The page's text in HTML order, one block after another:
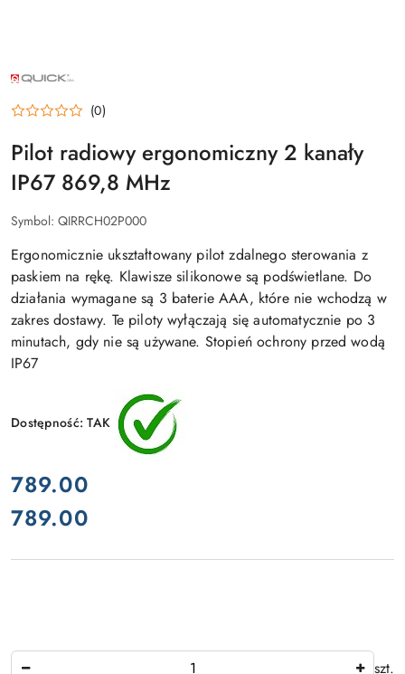
NAZWA
PRODUCENTA:
(0)
Pilot radiowy ergonomiczny 2 kanały
IP67 869,8 MHz
Symbol: QIRRCH02P000
Ergonomicznie ukształtowany pilot zdalnego sterowania z
paskiem na rękę. Klawisze silikonowe są podświetlane. Do
działania wymagane są 3 baterie AAA, które nie wchodzą w
zakres dostawy. Te piloty wyłączają się automatycznie po 3
minutach, gdy nie są używane. Stopień ochrony przed wodą
IP67
Dostępność:TAK
cena:
789.00
Cena:
789.00
Ilość
szt.